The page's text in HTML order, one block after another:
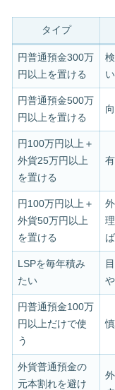
タイプ
円普通預金300万
円以上を置ける
い
円普通預金500万
円以上を置ける
円100万円以上＋
外貨25万円以上
を置ける
円100万円以上＋
外貨50万円以上
を置ける
LSPを毎年積み
たい
円普通預金100万
円以上だけで使
う
外貨普通預金の
元本割れを避け